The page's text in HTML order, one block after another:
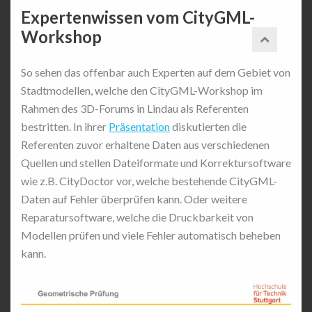
Expertenwissen vom CityGML-
Workshop
So sehen das offenbar auch Experten auf dem Gebiet von
Stadtmodellen, welche den CityGML-Workshop im
Rahmen des 3D-Forums in Lindau als Referenten
bestritten. In ihrer Präsentationdiskutierten die
Referenten zuvor erhaltene Daten aus verschiedenen
Quellen und stellen Dateiformate und Korrektursoftware
wie z.B. CityDoctor vor, welche bestehende CityGML-
Daten auf Fehler überprüfen kann. Oder weitere
Reparatursoftware, welche die Druckbarkeit von
Modellen prüfen und viele Fehler automatisch beheben
kann.